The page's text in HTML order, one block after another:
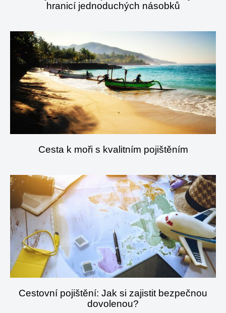
hranicí jednoduchých násobků
Cesta k moři s kvalitním pojištěním
Cestovní pojištění: Jak si zajistit bezpečnou
dovolenou?